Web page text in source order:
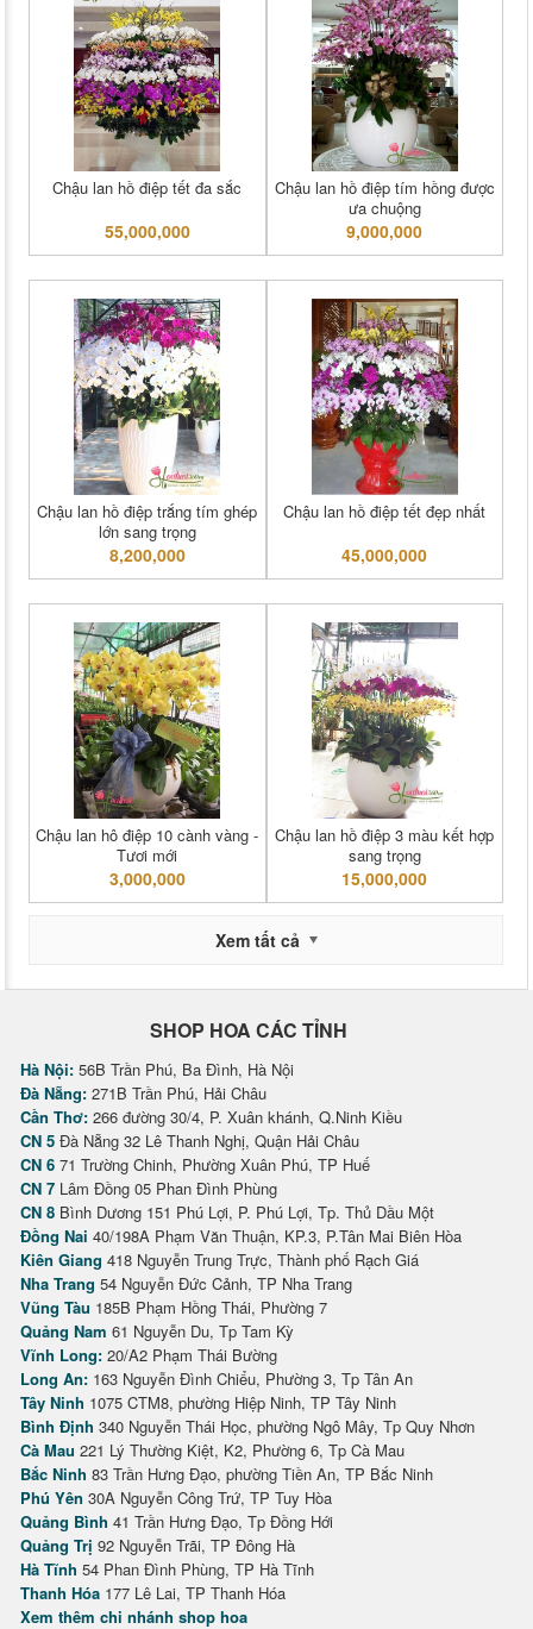
Chậu lan hồ điệp tết đa sắc
55,000,000
Chậu lan hồ điệp tím hồng được
ưa chuộng
9,000,000
Chậu lan hồ điệp trắng tím ghép
lớn sang trọng
8,200,000
Chậu lan hồ điệp tết đẹp nhất
45,000,000
Chậu lan hô điệp 10 cành vàng -
Tươi mới
3,000,000
Chậu lan hồ điệp 3 màu kết hợp
sang trọng
15,000,000
Xem tất cả
SHOP HOA CÁC TỈNH
Hà Nội: 56B Trần Phú, Ba Đình, Hà Nội
Đà Nẵng: 271B Trần Phú, Hải Châu
Cần Thơ: 266 đường 30/4, P. Xuân khánh, Q.Ninh Kiều
CN 5 Đà Nẵng 32 Lê Thanh Nghị, Quận Hải Châu
CN 6 71 Trường Chinh, Phường Xuân Phú, TP Huế
CN 7 Lâm Đồng 05 Phan Đình Phùng
CN 8 Bình Dương 151 Phú Lợi, P. Phú Lợi, Tp. Thủ Dầu Một
Đồng Nai 40/198A Phạm Văn Thuận, KP.3, P.Tân Mai Biên Hòa
Kiên Giang 418 Nguyễn Trung Trực, Thành phố Rạch Giá
Nha Trang 54 Nguyễn Đức Cảnh, TP Nha Trang
Vũng Tàu 185B Phạm Hồng Thái, Phường 7
Quảng Nam 61 Nguyễn Du, Tp Tam Kỳ
Vĩnh Long: 20/A2 Phạm Thái Bường
Long An: 163 Nguyễn Đình Chiểu, Phường 3, Tp Tân An
Tây Ninh 1075 CTM8, phường Hiệp Ninh, TP Tây Ninh
Bình Định 340 Nguyễn Thái Học, phường Ngô Mây, Tp Quy Nhơn
Cà Mau 221 Lý Thường Kiệt, K2, Phường 6, Tp Cà Mau
Bắc Ninh 83 Trần Hưng Đạo, phường Tiền An, TP Bắc Ninh
Phú Yên 30A Nguyễn Công Trứ, TP Tuy Hòa
Quảng Bình 41 Trần Hưng Đạo, Tp Đồng Hới
Quảng Trị 92 Nguyễn Trãi, TP Đông Hà
Hà Tĩnh 54 Phan Đình Phùng, TP Hà Tĩnh
Thanh Hóa 177 Lê Lai, TP Thanh Hóa
Xem thêm chi nhánh shop hoa